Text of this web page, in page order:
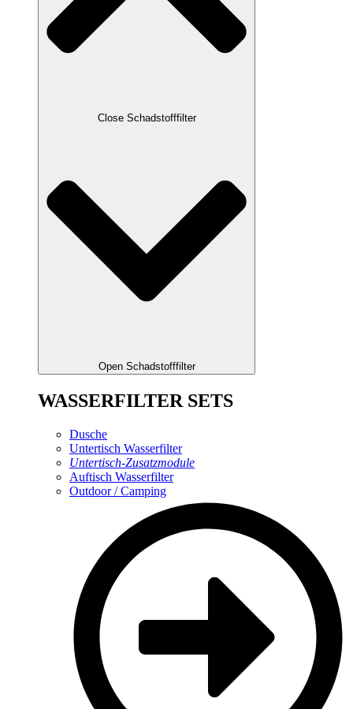
Close Schadstofffilter
Open Schadstofffilter
WASSERFILTER SETS
Dusche
Untertisch Wasserfilter
Untertisch-Zusatzmodule
Auftisch Wasserfilter
Outdoor / Camping